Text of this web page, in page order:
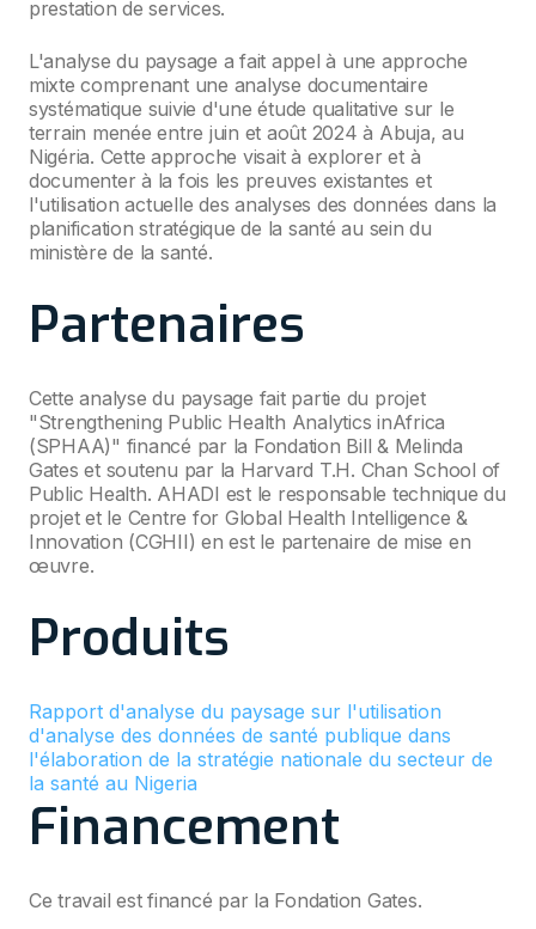
prestation de services.
L'analyse du paysage a fait appel à une approche
mixte comprenant une analyse documentaire
systématique suivie d'une étude qualitative sur le
terrain menée entre juin et août 2024 à Abuja, au
Nigéria. Cette approche visait à explorer et à
documenter à la fois les preuves existantes et
l'utilisation actuelle des analyses des données dans la
planification stratégique de la santé au sein du
ministère de la santé.
Partenaires
Cette analyse du paysage fait partie du projet
"Strengthening Public Health Analytics inAfrica
(SPHAA)" financé par la Fondation Bill & Melinda
Gates et soutenu par la Harvard T.H. Chan School of
Public Health. AHADI est le responsable technique du
projet et le Centre for Global Health Intelligence &
Innovation (CGHII) en est le partenaire de mise en
œuvre.
Produits
Rapport d'analyse du paysage sur l'utilisation
d'analyse des données de santé publique dans
l'élaboration de la stratégie nationale du secteur de
la santé au Nigeria
Financement
Ce travail est financé par la Fondation Gates.